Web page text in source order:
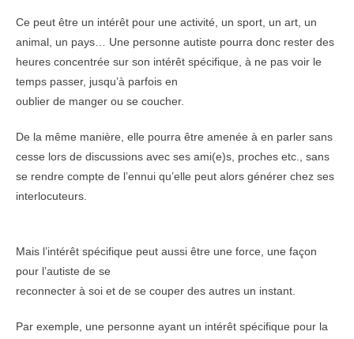
Ce peut être un intérêt pour une activité, un sport, un art, un
animal, un pays… Une personne autiste pourra donc rester des
heures concentrée sur son intérêt spécifique, à ne pas voir le
temps passer, jusqu’à parfois en
oublier de manger ou se coucher.
De la même manière, elle pourra être amenée à en parler sans
cesse lors de discussions avec ses ami(e)s, proches etc., sans
se rendre compte de l’ennui qu’elle peut alors générer chez ses
interlocuteurs.
Mais l’intérêt spécifique peut aussi être une force, une façon
pour l’autiste de se
reconnecter à soi et de se couper des autres un instant.
Par exemple, une personne ayant un intérêt spécifique pour la